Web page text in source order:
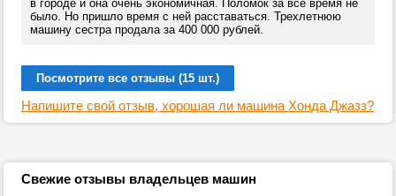
в городе и она очень экономичная. Поломок за все время не
было. Но пришло время с ней расставаться. Трехлетнюю
машину сестра продала за 400 000 рублей.
Посмотрите все отзывы (15 шт.)
Напишите свой отзыв, хорошая ли машина Хонда Джазз?
Свежие отзывы владельцев машин